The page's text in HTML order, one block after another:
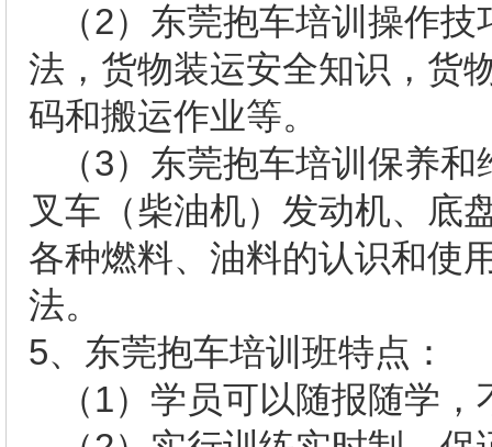
（2）东莞抱车培训操作
法，货物装运安全知识，货
码和搬运作业等。
（3）东莞抱车培训保养
叉车（柴油机）发动机、底
各种燃料、油料的认识和使
法。
5、东莞抱车培训班特点：
（1）学员可以随报随学